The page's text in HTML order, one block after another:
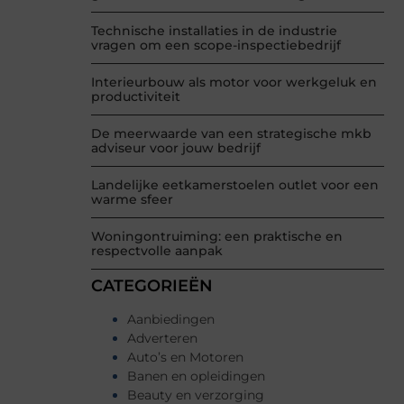
Technische installaties in de industrie
vragen om een scope-inspectiebedrijf
Interieurbouw als motor voor werkgeluk en
productiviteit
De meerwaarde van een strategische mkb
adviseur voor jouw bedrijf
Landelijke eetkamerstoelen outlet voor een
warme sfeer
Woningontruiming: een praktische en
respectvolle aanpak
CATEGORIEËN
Aanbiedingen
Adverteren
Auto’s en Motoren
Banen en opleidingen
Beauty en verzorging